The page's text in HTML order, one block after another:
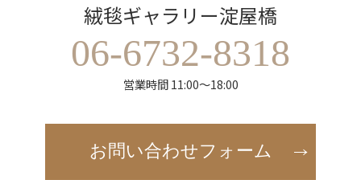
絨毯ギャラリー淀屋橋
06-6732-8318
営業時間 11:00～18:00
お問い合わせフォーム